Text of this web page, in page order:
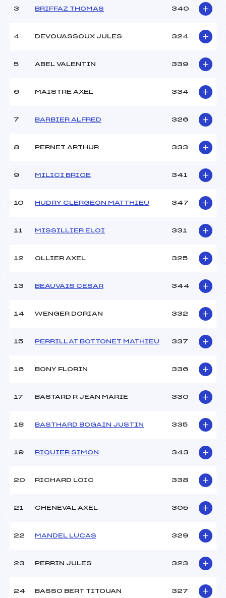
Point Bas :
2010-3-2
U16
3 BRIFFAZ THOMAS 340
4 DEVOUASSOUX JULES 324
5 ABEL VALENTIN 339
6 MAISTRE AXEL 334
7 BARBIER ALFRED 326
8 PERNET ARTHUR 333
9 MILICI BRICE 341
10 HUDRY CLERGEON MATTHIEU 347
11 MISSILLIER ELOI 331
12 OLLIER AXEL 325
13 BEAUVAIS CESAR 344
14 WENGER DORIAN 332
15 PERRILLAT BOTTONET MATHIEU 337
16 BONY FLORIN 336
17 BASTARD R JEAN MARIE 330
18 BASTHARD BOGAIN JUSTIN 335
19 RIQUIER SIMON 343
20 RICHARD LOIC 338
21 CHENEVAL AXEL 305
22 MANDEL LUCAS 329
23 PERRIN JULES 323
24 BASSO BERT TITOUAN 327